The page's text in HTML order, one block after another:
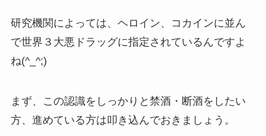
研究機関によっては、ヘロイン、コカインに並ん
で世界３大悪ドラッグに指定されているんですよ
ね(^_^;)
まず、この認識をしっかりと禁酒・断酒をしたい
方、進めている方は叩き込んでおきましょう。